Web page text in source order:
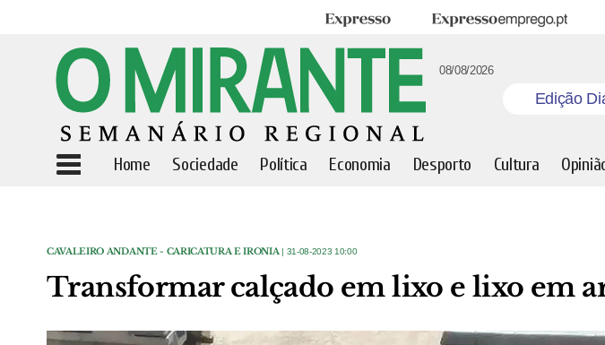
Expresso Expresso Emprego
08/08/2026
Edição
Home Sociedade Política Economia Desporto Cultura
CAVALEIRO ANDANTE - CARICATURA E IRONIA | 31-08-2023 10:00
Transformar calçado em lixo e lixo em